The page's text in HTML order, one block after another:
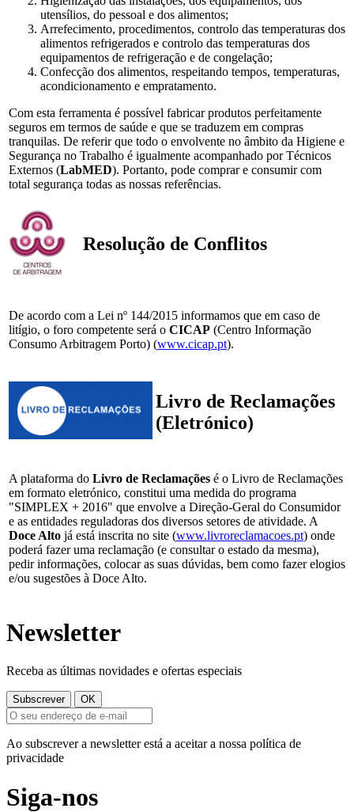
utensílios, do pessoal e dos alimentos;
Arrefecimento, procedimentos, controlo das temperaturas dos
alimentos refrigerados e controlo das temperaturas dos
equipamentos de refrigeração e de congelação;
Confecção dos alimentos, respeitando tempos, temperaturas,
acondicionamento e empratamento.
Com esta ferramenta é possível fabricar produtos perfeitamente
seguros em termos de saúde e que se traduzem em compras
tranquilas. De referir que todo o envolvente no âmbito da Higiene e
Segurança no Trabalho é igualmente acompanhado por Técnicos
Externos (LabMED). Portanto, pode comprar e consumir com
total segurança todas as nossas referências.
Resolução de Conflitos
De acordo com a Lei nº 144/2015 informamos que em caso de
litígio, o foro competente será o CICAP (Centro Informação
Consumo Arbitragem Porto) (www.cicap.pt).
Livro de Reclamações
(Eletrónico)
A plataforma do Livro de Reclamações é o Livro de Reclamações
em formato eletrónico, constitui uma medida do programa
"SIMPLEX + 2016" que envolve a Direção-Geral do Consumidor
e as entidades reguladoras dos diversos setores de atividade. A
Doce Alto já está inscrita no site (www.livroreclamacoes.pt) onde
poderá fazer uma reclamação (e consultar o estado da mesma),
pedir informações, colocar as suas dúvidas, bem como fazer elogios
e/ou sugestões à Doce Alto.
Newsletter
Receba as últimas novidades e ofertas especiais
Ao subscrever a newsletter está a aceitar a nossa política de
privacidade
Siga-nos